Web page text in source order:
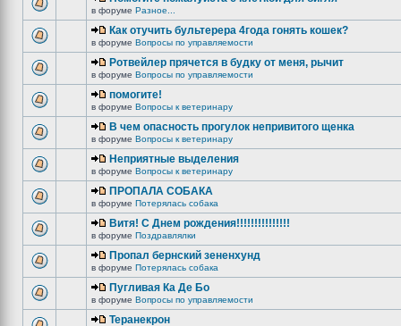
в форуме Разное...
Как отучить бультерера 4года гонять кошек?
в форуме Вопросы по управляемости
Ротвейлер прячется в будку от меня, рычит
в форуме Вопросы по управляемости
помогите!
в форуме Вопросы к ветеринару
В чем опасность прогулок непривитого щенка
в форуме Вопросы к ветеринару
Неприятные выделения
в форуме Вопросы к ветеринару
ПРОПАЛА СОБАКА
в форуме Потерялась собака
Витя! С Днем рождения!!!!!!!!!!!!!!!
в форуме Поздравлялки
Пропал бернский зененхунд
в форуме Потерялась собака
Пугливая Ка Де Бо
в форуме Вопросы по управляемости
Теранекрон